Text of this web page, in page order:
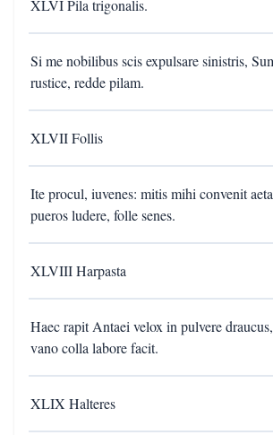
XLVI Pila trigonalis.
Si me nobilibus scis expulsare sinistris,
rustice, redde pilam.
XLVII Follis
Ite procul, iuvenes: mitis mihi convenit
pueros ludere, folle senes.
XLVIII Harpasta
Haec rapit Antaei velox in pulvere
vano colla labore facit.
XLIX Halteres